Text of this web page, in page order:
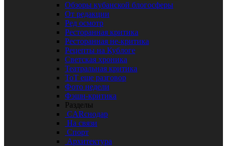
Обзоры кубанской блогосферы
От редакции
Ред осмотр
Ресторанная критика
Ресторанная не-критика
Рецепты на Кублоге
Светская хроника
Театральная критика
ТоТ еще разговор
Фото недели
Фэшн-критика
Разделы
CARснодар
На связи
Спорт
Архитектура